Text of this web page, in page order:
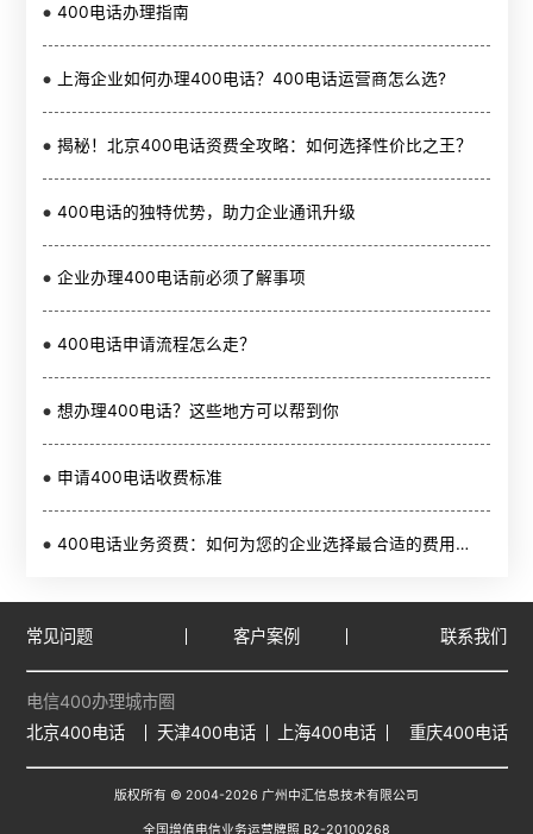
400电话办理指南
上海企业如何办理400电话？400电话运营商怎么选?
揭秘！北京400电话资费全攻略：如何选择性价比之王？
400电话的独特优势，助力企业通讯升级
企业办理400电话前必须了解事项
400电话申请流程怎么走？
想办理400电话？这些地方可以帮到你
申请400电话收费标准
400电话业务资费：如何为您的企业选择最合适的费用方案？
常见问题 客户案例 联系我们
电信400办理城市圈
北京400电话
天津400电话 上海400电话 重庆400电话
版权所有 © 2004-2026 广州中汇信息技术有限公司
全国增值电信业务运营牌照 B2-20100268